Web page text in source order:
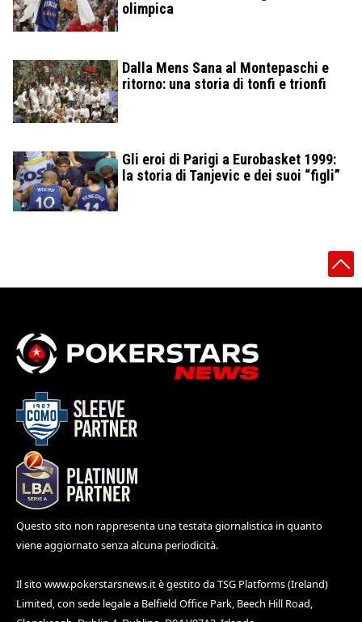
olimpica
Dalla Mens Sana al Montepaschi e
ritorno: una storia di tonfi e trionfi
Gli eroi di Parigi a Eurobasket 1999:
la storia di Tanjevic e dei suoi “figli”
Questo sito non rappresenta una testata giornalistica in quanto
viene aggiornato senza alcuna periodicità.
Il sito www.pokerstarsnews.itè gestito da TSG Platforms (Ireland)
Limited, con sede legale a Belfield Office Park, Beech Hill Road,